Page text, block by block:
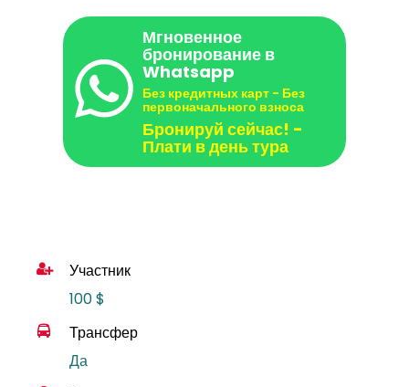
Мгновенное
бронирование в
Whatsapp
Без кредитных карт - Без
первоначального взноса
Бронируй сейчас! -
Плати в день тура
Участник
100 $
Трансфер
Да